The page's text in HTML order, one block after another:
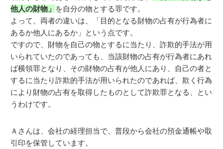
他人の財物」 を自分の物とする罪です。
よって、両者の違いは、「目的となる財物の占有が行為者に
あるか他人にあるか」という点です。
ですので、財物を自己の物とするに当たり、詐欺的手法が用
いられていたのであっても、当該財物の占有が行為者にあれ
ば横領罪となり、その財物の占有が他人にあり、自己の者と
するに当たり詐欺的手法が用いられたのであれば、欺く行為
により財物の占有を取得したものとして詐欺罪となる、とい
うわけです。
Ａさんは、会社の経理担当で、普段から会社の預金通帳や取
引印を保管しています。